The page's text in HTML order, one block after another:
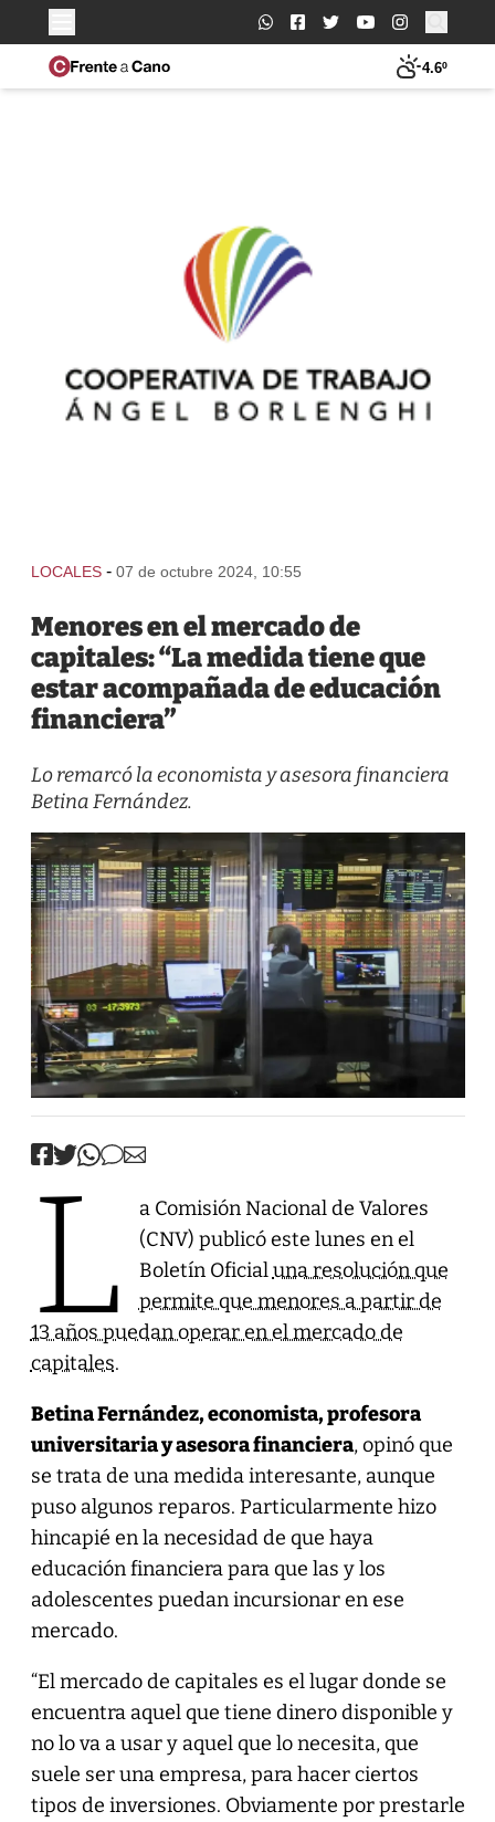
Buscar:
4.6º
LOCALES - 07 de octubre 2024, 10:55
Menores en el mercado de
capitales: “La medida tiene que
estar acompañada de educación
financiera”
Lo remarcó la economista y asesora financiera
Betina Fernández.
L
a Comisión Nacional de Valores
(CNV) publicó este lunes en el
Boletín Oficialuna resolución que
permite que menores a partir de
13 años puedan operar en el mercado de
capitales.
Betina Fernández, economista, profesora
universitaria y asesora financiera, opinó que
se trata de una medida interesante, aunque
puso algunos reparos. Particularmente hizo
hincapié en la necesidad de que haya
educación financiera para que las y los
adolescentes puedan incursionar en ese
mercado.
“El mercado de capitales es el lugar donde se
encuentra aquel que tiene dinero disponible y
no lo va a usar y aquel que lo necesita, que
suele ser una empresa, para hacer ciertos
tipos de inversiones. Obviamente por prestarle